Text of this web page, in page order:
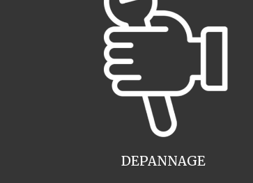
DEPANNAGE